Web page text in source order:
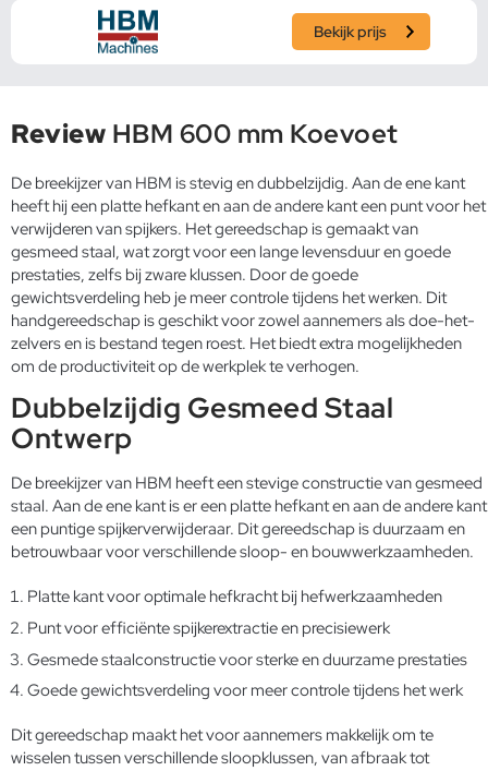
Bekijk prijs
Review HBM 600 mm Koevoet
De breekijzer van HBM is stevig en dubbelzijdig. Aan de ene kant
heeft hij een platte hefkant en aan de andere kant een punt voor het
verwijderen van spijkers. Het gereedschap is gemaakt van
gesmeed staal, wat zorgt voor een lange levensduur en goede
prestaties, zelfs bij zware klussen. Door de goede
gewichtsverdeling heb je meer controle tijdens het werken. Dit
handgereedschap is geschikt voor zowel aannemers als doe-het-
zelvers en is bestand tegen roest. Het biedt extra mogelijkheden
om de productiviteit op de werkplek te verhogen.
Dubbelzijdig Gesmeed Staal
Ontwerp
De breekijzer van HBM heeft een stevige constructie van gesmeed
staal. Aan de ene kant is er een platte hefkant en aan de andere kant
een puntige spijkerverwijderaar. Dit gereedschap is duurzaam en
betrouwbaar voor verschillende sloop- en bouwwerkzaamheden.
Platte kant voor optimale hefkracht bij hefwerkzaamheden
Punt voor efficiënte spijkerextractie en precisiewerk
Gesmede staalconstructie voor sterke en duurzame prestaties
Goede gewichtsverdeling voor meer controle tijdens het werk
Dit gereedschap maakt het voor aannemers makkelijk om te
wisselen tussen verschillende sloopklussen, van afbraak tot